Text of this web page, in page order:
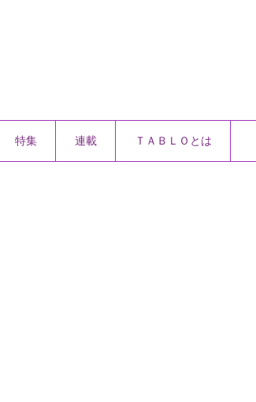
特集 連載 ＴＡＢＬＯとは